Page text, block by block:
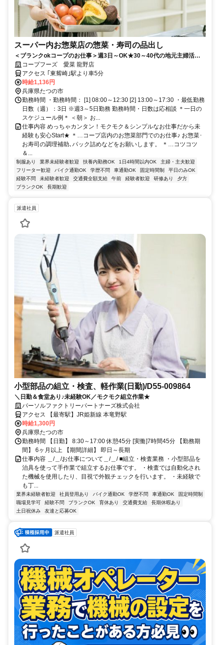
スーパー内お惣菜店の惣菜・寿司の品出し
＜ブランクokコープのお仕事＞週3日～OK★30～40代の地元主婦活躍
中！短時間＆単純作業で復帰に◎仕事後はお買い物も◎
コープフーズ 愛菜 龍野店
アクセス ｢東觜崎｣駅より車5分
時給1,136円
兵庫県たつの市
勤務時間 ・勤務時間： [1] 08:00～12:30 [2] 13:00～17:30 ・最低勤務
日数（週）：3日 ※週3～5日勤務 勤務時間・日数は応相談 ＊一日の
スケジュール例＊ ＜朝＞ お...
仕事内容 めっちゃカンタン！モクモク＆シンプルなお仕事だから未
経験も安心Start★ ＊…コープ店内のお惣菜部門でのお仕事♪ お惣菜･
お寿司の調理補助､パック詰めなどをお願いします。 ＊…コツコツ
＆...
制服あり 業界未経験者歓迎 扶養内勤務OK 1日4時間以内OK
主婦・主夫歓迎
フリーター歓迎
バイク通勤OK 学歴不問 車通勤OK 固定時間制
平日のみOK
経験不問
未経験者歓迎 交通費全額支給 午前 経験者歓迎 研修あり
夕方
ブランクOK
長期歓迎
派遣社員
小型部品の組立・検査、軽作業(日勤)/D55-009864
＼日勤＆食堂あり♪未経験OK／モクモク組立作業★
パーソルファクトリーパートナーズ株式会社
アクセス 【最寄駅】JR姫新線 本竜野駅
時給1,300円
兵庫県たつの市
勤務時間 【日勤】 8:30～17:00 休憩45分 [実働]7時間45分 【勤務期
間】 6ヶ月以上 【期間詳細】 即日～長期
仕事内容 ＿/＿/お仕事について＿/＿/ ■組立・検査業務 ・小型部品を
治具を使って手作業で組立するお仕事です。 ・検査では自動化され
た機械を使用したり、目視で外観チェックを行います。 ・未経験で
も丁...
業界未経験者歓迎 社員登用あり バイク通勤OK 学歴不問 車通勤OK
固定時間制
職場見学可
経験不問 ブランクOK 育休あり 交通費支給
長期休暇あり
土日祝休み
友達と応募OK
派遣社員